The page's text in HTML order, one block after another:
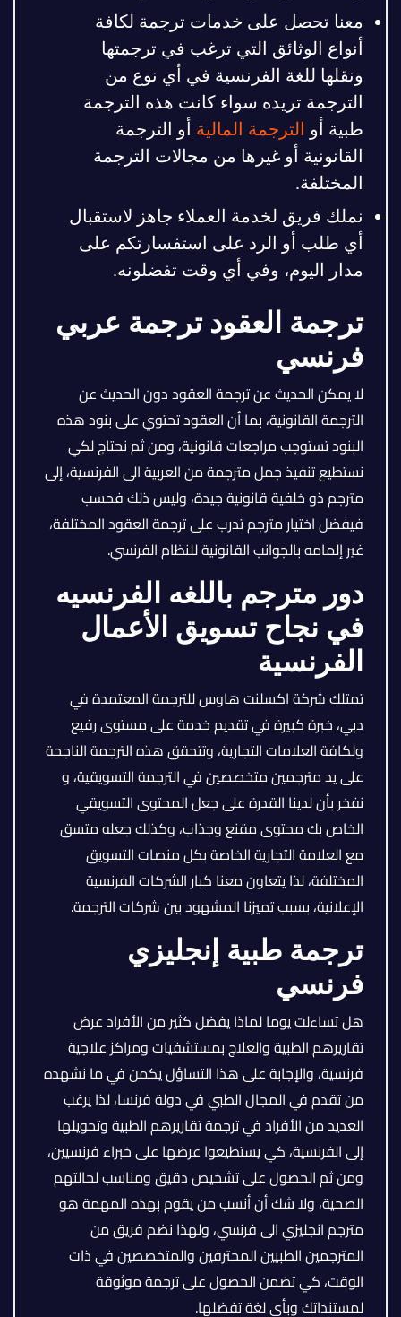
معنا تحصل على خدمات ترجمة لكافة
أنواع الوثائق التي ترغب في ترجمتها
ونقلها للغة الفرنسية في أي نوع من
الترجمة تريده سواء كانت هذه الترجمة
طبية أو الترجمة المالية أو الترجمة
القانونية أو غيرها من مجالات الترجمة
المختلفة.
نملك فريق لخدمة العملاء جاهز لاستقبال
أي طلب أو الرد على استفسارتكم على
مدار اليوم، وفي أي وقت تفضلونه.
ترجمة العقود ترجمة عربي
فرنسي
لا يمكن الحديث عن ترجمة العقود دون الحديث عن
الترجمة القانونية، بما أن العقود تحتوي على بنود هذه
البنود تستوجب مراجعات قانونية، ومن ثم نحتاج لكي
نستطيع تنفيذ جمل مترجمة من العربية الى الفرنسية، إلى
مترجم ذو خلفية قانونية جيدة، وليس ذلك فحسب
فيفضل اختيار مترجم تدرب على ترجمة العقود المختلفة،
غير إلمامه بالجوانب القانونية للنظام الفرنسي.
دور مترجم باللغه الفرنسيه
في نجاح تسويق الأعمال
الفرنسية
تمتلك شركة اكسلنت هاوس للترجمة المعتمدة في
دبي، خبرة كبيرة في تقديم خدمة على مستوى رفيع
ولكافة العلامات التجارية، وتتحقق هذه الترجمة الناجحة
على يد مترجمين متخصصين في الترجمة التسويقية، و
نفخر بأن لدينا القدرة على جعل المحتوى التسويقي
الخاص بك محتوى مقنع وجذاب، وكذلك جعله متسق
مع العلامة التجارية الخاصة بكل منصات التسويق
المختلفة، لذا يتعاون معنا كبار الشركات الفرنسية
الإعلانية، بسبب تميزنا المشهود بين شركات الترجمة.
ترجمة طبية إنجليزي
فرنسي
هل تساءلت يوما لماذا يفضل كثير من الأفراد عرض
تقاريرهم الطبية والعلاج بمستشفيات ومراكز علاجية
فرنسية، والإجابة على هذا التساؤل يكمن في ما نشهده
من تقدم في المجال الطبي في دولة فرنسا، لذا يرغب
العديد من الأفراد في ترجمة تقاريرهم الطبية وتحويلها
إلى الفرنسية، كي يستطيعوا عرضها على خبراء فرنسيين،
ومن ثم الحصول على تشخيص دقيق ومناسب لحالتهم
الصحية، ولا شك أن أنسب من يقوم بهذه المهمة هو
مترجم انجليزي الى فرنسي، ولهذا نضم فريق من
المترجمين الطبيين المحترفين والمتخصصين في ذات
الوقت، كي تضمن الحصول على ترجمة موثوقة
لمستنداتك وبأي لغة تفضلها.